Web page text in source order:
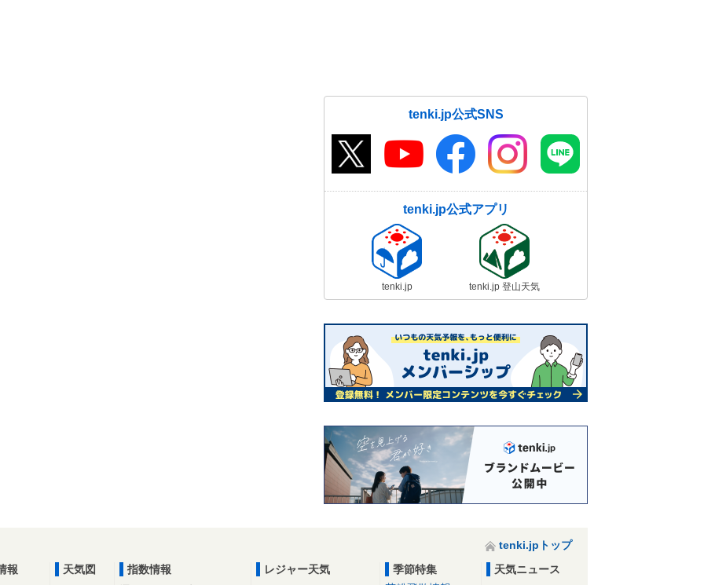
tenki.jp公式SNS
tenki.jp公式アプリ
tenki.jp tenki.jp 登山天気
tenki.jpトップ
報
天気図
指数情報
レジャー天気
季節特集
天気ニュース